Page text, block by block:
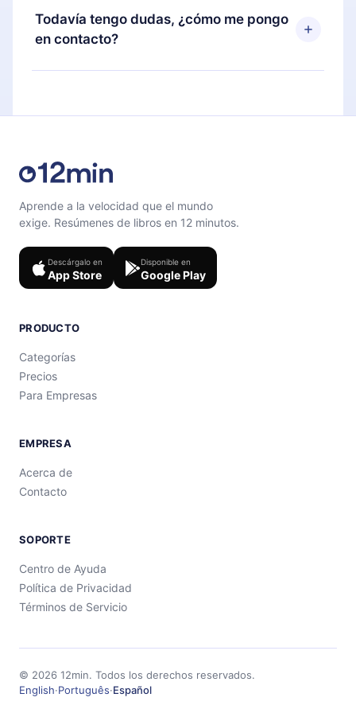
También puedes leer o escuchar tus títulos
favoritos sin conexión y desafiarte con un
puedes cancelar en cualquier momento y el
próximo ciclo de facturación no ocurrirá.
Todavía tengo dudas, ¿cómo me pongo
en contacto?
Siéntete libre de contactarnos en
Aprende a la velocidad que el mundo
exige. Resúmenes de libros en 12 minutos.
Descárgalo en
App Store
Disponible en
Google Play
PRODUCTO
Categorías
Precios
Para Empresas
EMPRESA
Acerca de
Contacto
SOPORTE
Centro de Ayuda
Política de Privacidad
Términos de Servicio
© 2026 12min. Todos los derechos reservados.
English·Português·Español